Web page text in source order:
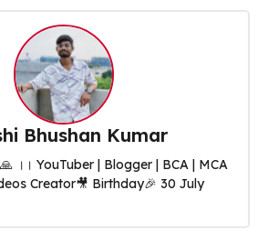
Bhushan Kumar
🙏 ।। YouTuber | Blogger | BCA | MCA
Creator🎥 Birthday🎉 30 July